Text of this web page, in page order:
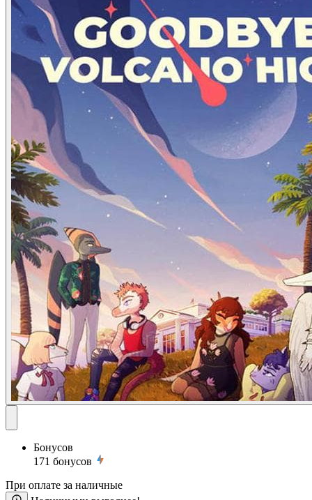
Бонусов
171 бонусов
При оплате за наличные